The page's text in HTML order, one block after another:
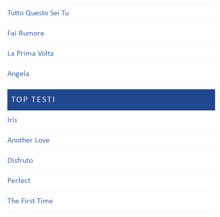
Tutto Questo Sei Tu
Fai Rumore
La Prima Volta
Angela
TOP TESTI
Iris
Another Love
Disfruto
Perfect
The First Time